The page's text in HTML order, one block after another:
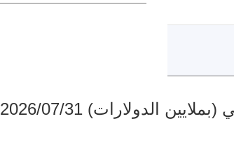
الدولارات) 2026/07/31